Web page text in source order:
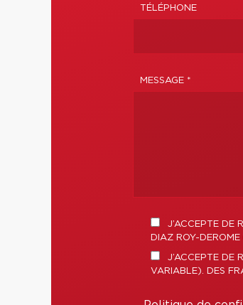
TÉLÉPHONE
MESSAGE *
J’ACCEPTE DE
DIAZ ROY-DEROME
J’ACCEPTE DE
VARIABLE). DES